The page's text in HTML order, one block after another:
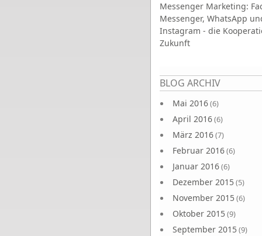
Messenger Marketing:
Messenger, WhatsApp
Instagram - die
Zukunft
BLOG ARCHIV
Mai 2016(6)
April 2016(6)
März 2016(7)
Februar 2016(6)
Januar 2016(6)
Dezember 2015(5)
November 2015(6)
Oktober 2015(9)
September 2015(9)
Seiten